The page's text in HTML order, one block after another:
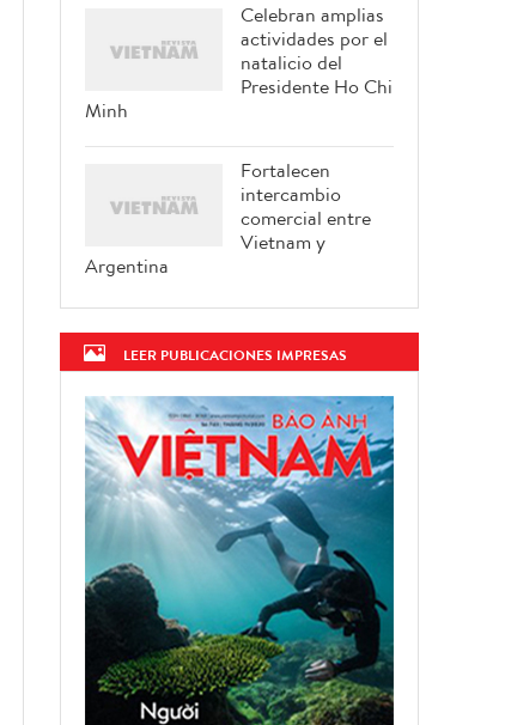
Celebran amplias
actividades por el
natalicio del
Presidente Ho Chi
Minh
Fortalecen
intercambio
comercial entre
Vietnam y
Argentina
LEER PUBLICACIONES IMPRESAS